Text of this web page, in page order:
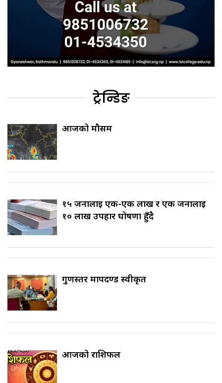
ट्रेन्डिङ
आजको मौसम
१५ जनालाई एक-एक लाख र एक जनालाई
१० लाख उपहार घोषणा हुँदै
गुणस्तर मापदण्ड स्वीकृत
आजको राशिफल